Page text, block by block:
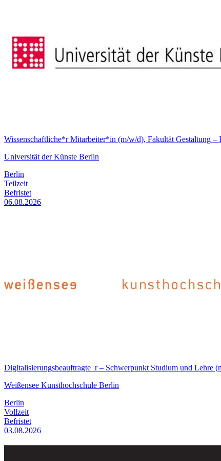
Wissenschaftliche*r Mitarbeiter*in (m/w/d), Fakultät Gestaltung
Universität der Künste Berlin
Berlin
Teilzeit
Befristet
06.08.2026
Digitalisierungsbeauftragte_r – Schwerpunkt Studium und Lehre
Weißensee Kunsthochschule Berlin
Berlin
Vollzeit
Befristet
03.08.2026